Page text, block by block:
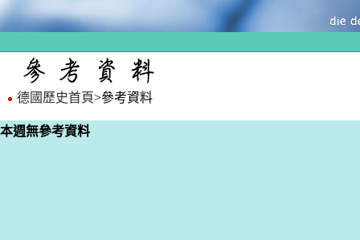
德國歷史首頁>參考資料
本週無參考資料